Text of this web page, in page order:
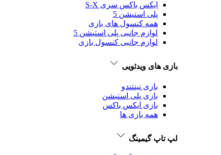
ایکس باکس سری S-X
پلی استیشن 5
همه کنسول های بازی
لوازم جانبی پلی استیشن 5
لوازم جانبی کنسول بازی
بازی های ویدئویی
بازی نینتندو
بازی پلی استیشن
بازی ایکس باکس
همه بازی ها
لپ تاپ گیمینگ